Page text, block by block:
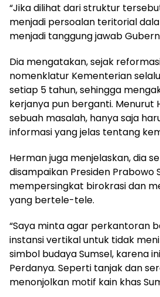
“Jika dilihat dari struktur
menjadi persoalan teritorial
menjadi tanggung jawab
Dia mengatakan, sejak
nomenklatur Kementerian
setiap 5 tahun, sehingga
kerjanya pun berganti. Menurut
sebuah masalah, hanya saja
informasi yang jelas tentang
Herman juga menjelaskan, dia
disampaikan Presiden Prabowo
mempersingkat birokrasi dan
yang bertele-tele.
“Saya minta agar perkantoran
instansi vertikal untuk tidak
simbol budaya Sumsel, karena
Perdanya. Seperti tanjak dan
menonjolkan motif kain khas